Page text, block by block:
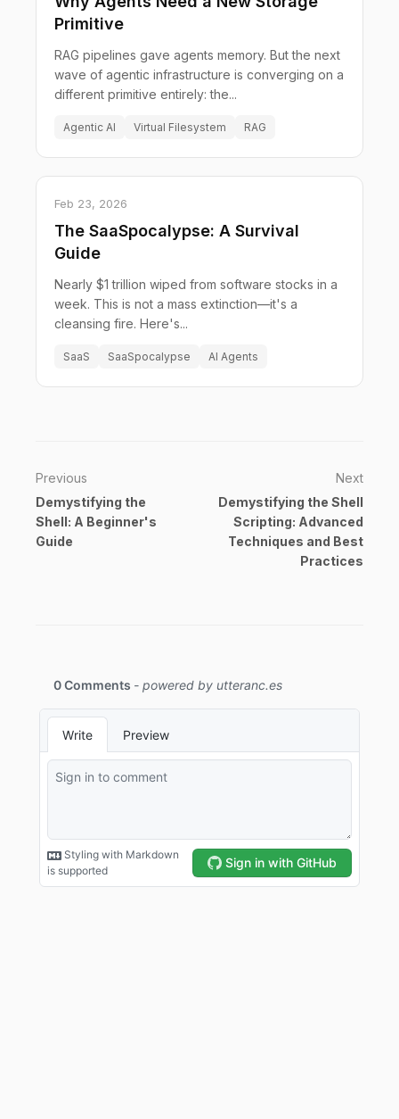
Primitive
RAG pipelines gave agents memory. But the next
wave of agentic infrastructure is converging on a
different primitive entirely: the...
Agentic AI Virtual Filesystem RAG
Feb 23, 2026
The SaaSpocalypse: A Survival
Guide
Nearly $1 trillion wiped from software stocks in a
week. This is not a mass extinction—it's a
cleansing fire. Here's...
SaaS SaaSpocalypse AI Agents
Previous
Demystifying the
Shell: A Beginner's
Guide
Next
Demystifying the Shell
Scripting: Advanced
Techniques and Best
Practices